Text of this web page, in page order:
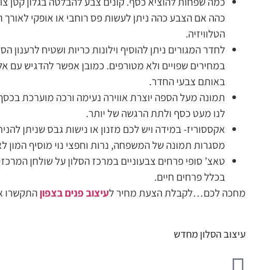
כהה אם הצבע כהה ניתן לעשות פס רוחבי או אופקי
הטלוויזיה.
לחדר המגורים ניתן להוסיף וילונות כריות ושטיח לרענון
במחירים שפויים ולא מטורפים. כמובן אפשר להדגיש
באותם צבעי החדר.
תמונה מעל הספה יוצרת אווירה נעימה ורכה מוערכת
לנו מעט כסף ולתת הרגשה של יותר.
אקססוריז- במידה ויש לכם מזנון או נישות גבס שניתן
מסגרות תמונה של המשפחה, נרות וחפצי נוי מוסיף המון
טאצ’ סופי פרחים צבעוניים במרכז הסלון על שולחן
בכלל פרחים חיים.
מחכה לכם…לקבלת הצעת מחיר לעיצוב פנים בצפון התקשרו
עיצוב הסלון מחדש